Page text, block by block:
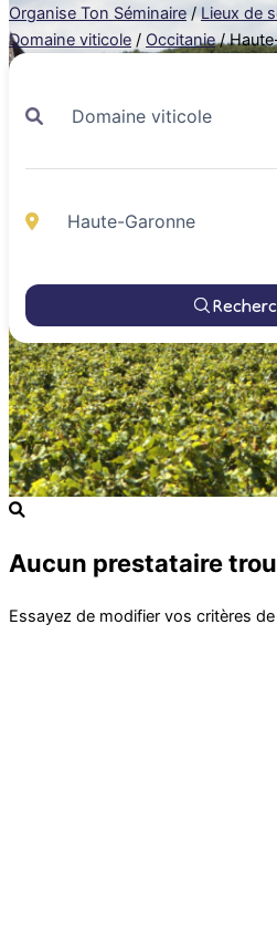
Organise Ton Séminaire / Lieux de
Domaine viticole / Occitanie /
Aucun prestataire
Essayez de modifier vos critères